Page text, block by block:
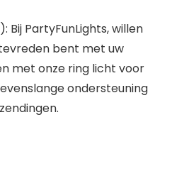
Bij PartyFunLights, willen
bent met uw
met onze ring licht voor
ondersteuning